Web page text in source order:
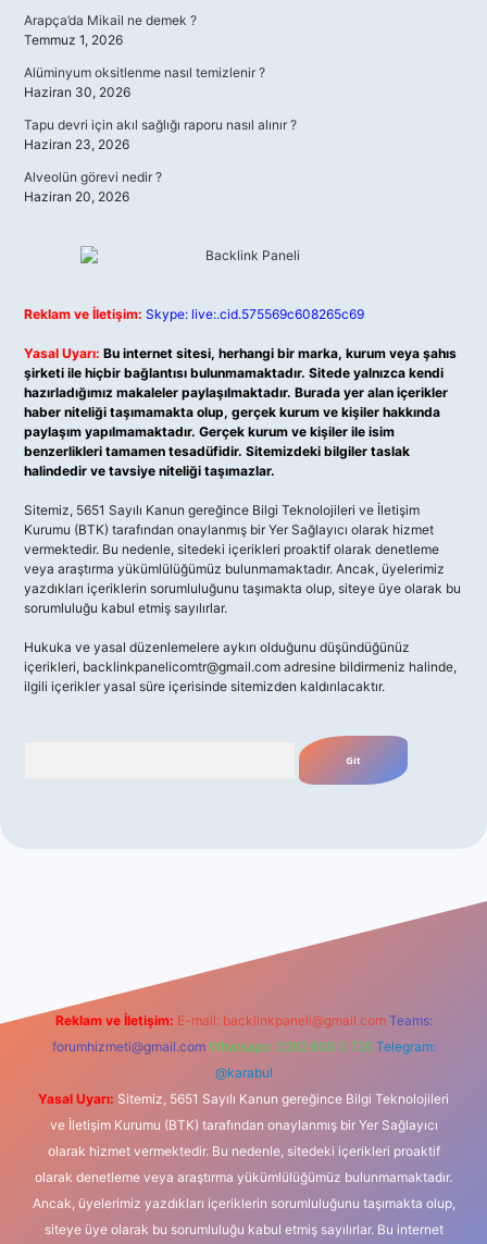
Arapça’da Mikail ne demek ?
Temmuz 1, 2026
Alüminyum oksitlenme nasıl temizlenir ?
Haziran 30, 2026
Tapu devri için akıl sağlığı raporu nasıl alınır ?
Haziran 23, 2026
Alveolün görevi nedir ?
Haziran 20, 2026
Reklam ve İletişim: Skype: live:.cid.575569c608265c69
Yasal Uyarı: Bu internet sitesi, herhangi bir marka, kurum veya şahıs
şirketi ile hiçbir bağlantısı bulunmamaktadır. Sitede yalnızca kendi
hazırladığımız makaleler paylaşılmaktadır. Burada yer alan içerikler
haber niteliği taşımamakta olup, gerçek kurum ve kişiler hakkında
paylaşım yapılmamaktadır. Gerçek kurum ve kişiler ile isim
benzerlikleri tamamen tesadüfidir. Sitemizdeki bilgiler taslak
halindedir ve tavsiye niteliği taşımazlar.
Sitemiz, 5651 Sayılı Kanun gereğince Bilgi Teknolojileri ve İletişim
Kurumu (BTK) tarafından onaylanmış bir Yer Sağlayıcı olarak hizmet
vermektedir. Bu nedenle, sitedeki içerikleri proaktif olarak denetleme
veya araştırma yükümlülüğümüz bulunmamaktadır. Ancak, üyelerimiz
yazdıkları içeriklerin sorumluluğunu taşımakta olup, siteye üye olarak bu
sorumluluğu kabul etmiş sayılırlar.
Hukuka ve yasal düzenlemelere aykırı olduğunu düşündüğünüz
içerikleri, backlinkpanelicomtr@gmail.com adresine bildirmeniz halinde,
ilgili içerikler yasal süre içerisinde sitemizden kaldırılacaktır.
Reklam ve İletişim: E-mail: backlinkpaneli@gmail.com Teams:
forumhizmeti@gmail.com Whatsapp: 0262 606 0 726 Telegram:
@karabul
Yasal Uyarı: Sitemiz, 5651 Sayılı Kanun gereğince Bilgi Teknolojileri
ve İletişim Kurumu (BTK) tarafından onaylanmış bir Yer Sağlayıcı
olarak hizmet vermektedir. Bu nedenle, sitedeki içerikleri proaktif
olarak denetleme veya araştırma yükümlülüğümüz bulunmamaktadır.
Ancak, üyelerimiz yazdıkları içeriklerin sorumluluğunu taşımakta olup,
siteye üye olarak bu sorumluluğu kabul etmiş sayılırlar. Bu internet